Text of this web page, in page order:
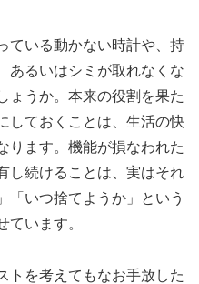
ている動かない時計や、持
あるいはシミが取れなくな
ょうか。本来の役割を果た
しておくことは、生活の快
ります。機能が損なわれた
し続けることは、実はそれ
「いつ捨てようか」という
ています。
トを考えてもなお手放した